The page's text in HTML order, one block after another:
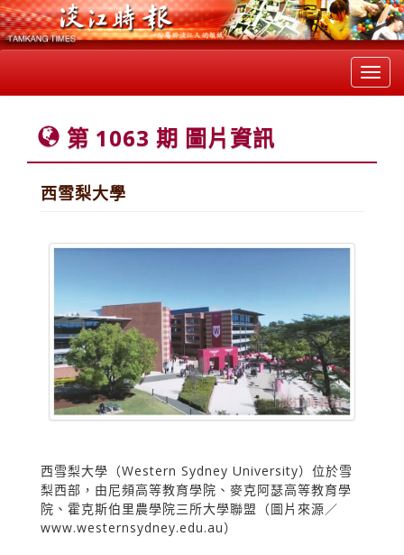
第 1063 期 圖片資訊
西雪梨大學
西雪梨大學（Western Sydney University）位於雪
梨西部，由尼頻高等教育學院、麥克阿瑟高等教育學
院、霍克斯伯里農學院三所大學聯盟（圖片來源／
www.westernsydney.edu.au）